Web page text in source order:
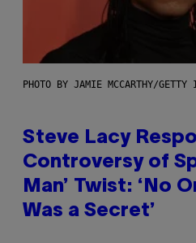
PHOTO BY JAMIE MCCARTHY/GETTY
Steve Lacy
Controversy of
Man’ Twist: ‘No
Was a Secret’